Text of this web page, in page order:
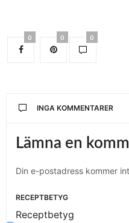
0 0 0
INGA KOMMENTARER
Lämna en
Din e-postadress kommer
RECEPTBETYG
Receptbetyg